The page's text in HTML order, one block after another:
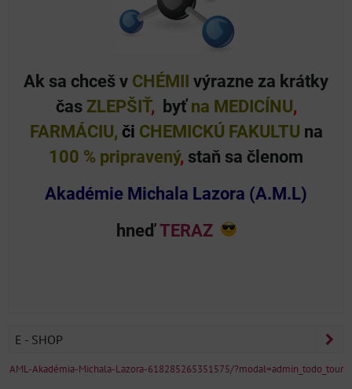
Ak sa chceš v CHÉMII výrazne za krátky
čas ZLEPŠIŤ, byť na MEDICÍNU,
FARMÁCIU, či CHEMICKÚ FAKULTU na
100 % pripravený, staň sa členom
Akadémie Michala Lazora (A.M.L)
hneďTERAZ
E - SHOP
AML-Akadémia-Michala-Lazora-618285265351575/?modal=admin_todo_tour